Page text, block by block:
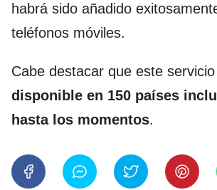
habrá sido añadido
teléfonos móviles.
Cabe destacar que este servicio
disponible en 150 países
hasta los momentos.